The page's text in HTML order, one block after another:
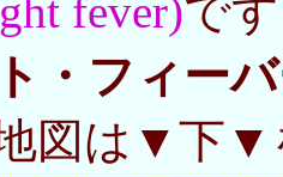
fever)で
・フィー
図は▼下▼